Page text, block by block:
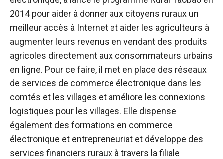
2014 pour aider à donner aux citoyens ruraux un
meilleur accès à Internet et aider les agriculteurs à
augmenter leurs revenus en vendant des produits
agricoles directement aux consommateurs urbains
en ligne. Pour ce faire, il met en place des réseaux
de services de commerce électronique dans les
comtés et les villages et améliore les connexions
logistiques pour les villages. Elle dispense
également des formations en commerce
électronique et entrepreneuriat et développe des
services financiers ruraux à travers la filiale